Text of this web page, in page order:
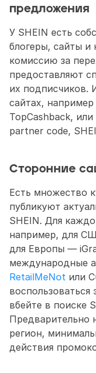
предложения
У SHEIN есть
блогеры, сайты и
комиссию за
предоставляют
их подписчиков.
сайтах,
TopCashback,
partner code,
Сторонние
Есть множество
публикуют
SHEIN. Для
например, для
для Европы —
RetailMeNot или
вбейте в поиске
Предварительно
регион,
действия